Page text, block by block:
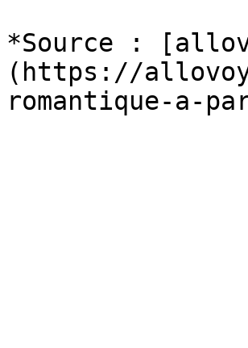
*Source :
(https://